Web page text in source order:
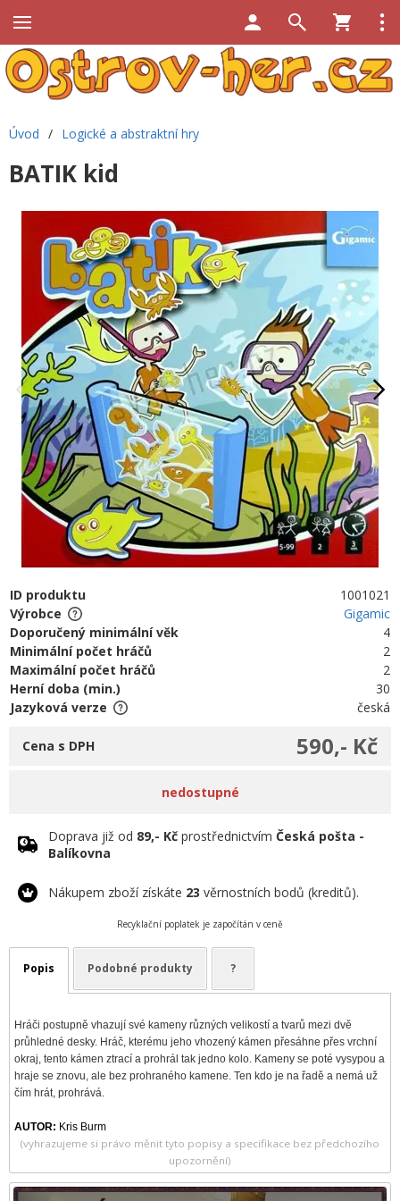
Úvod / Logické a abstraktní hry
BATIK kid
ID produktu
1001021
Výrobce
Gigamic
Doporučený minimální věk
4
Minimální počet hráčů
2
Maximální počet hráčů
2
Herní doba (min.)
30
Jazyková verze
česká
590,- Kč
Cena s DPH
nedostupné
Doprava již od 89,- Kč prostřednictvím Česká pošta -
Balíkovna
Nákupem zboží získáte 23 věrnostních bodů (kreditů).
Recyklační poplatek je započítán v ceně
Popis Podobné produkty ?
Hráči postupně vhazují své kameny různých velikostí a tvarů mezi dvě
průhledné desky. Hráč, kterému jeho vhozený kámen přesáhne přes vrchní
okraj, tento kámen ztrací a prohrál tak jedno kolo. Kameny se poté vysypou a
hraje se znovu, ale bez prohraného kamene. Ten kdo je na řadě a nemá už
čím hrát, prohrává.
AUTOR: Kris Burm
(vyhrazujeme si právo měnit tyto popisy a specifikace bez předchozího
upozornění)